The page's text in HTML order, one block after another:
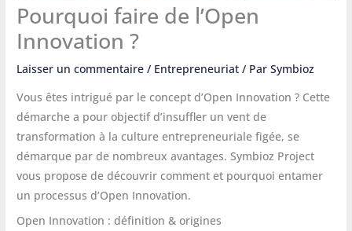
Pourquoi faire de l’Open
Innovation ?
Laisser un commentaire / Entrepreneuriat / ParSymbioz
Vous êtes intrigué par le concept d’Open Innovation ? Cette
démarche a pour objectif d’insuffler un vent de
transformation à la culture entrepreneuriale figée, se
démarque par de nombreux avantages. Symbioz Project
vous propose de découvrir comment et pourquoi entamer
un processus d’Open Innovation.
Open Innovation : définition & origines